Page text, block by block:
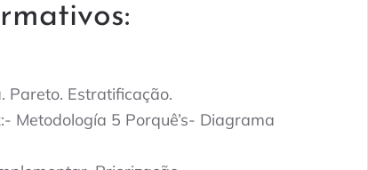
Pareto. Estratificação.
Metodología 5 Porquê’s- Diagrama